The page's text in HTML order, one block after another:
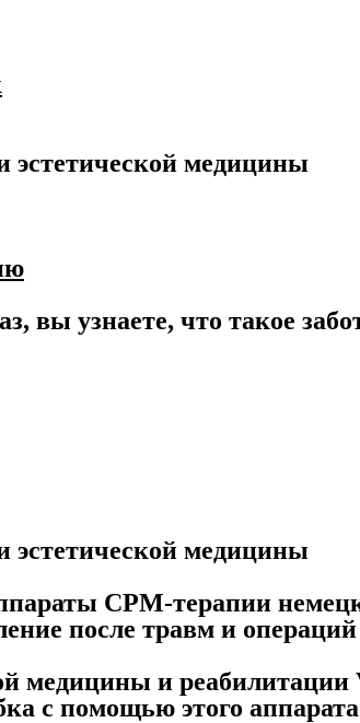
эстетической медицины
вы узнаете, что такое
эстетической медицины
CPM-терапии
после травм и
медицины и
с помощью этого